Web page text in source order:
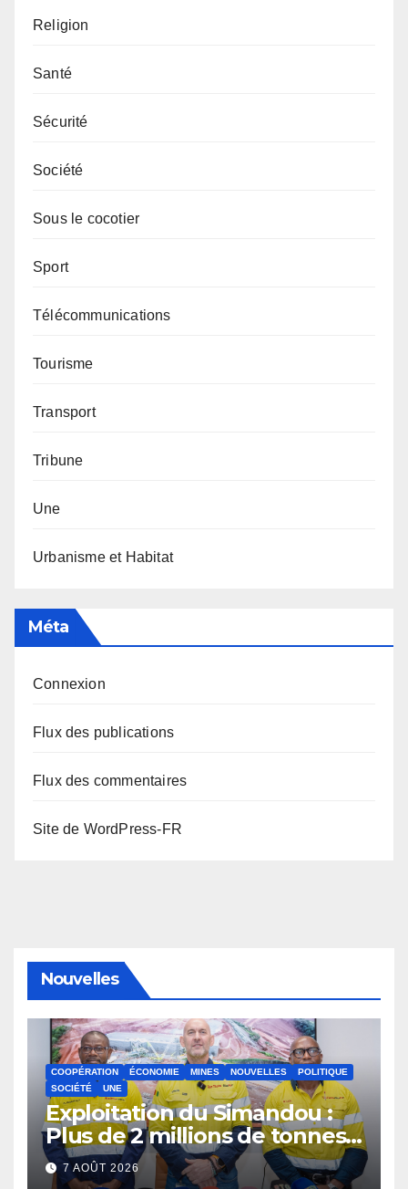
Religion
Santé
Sécurité
Société
Sous le cocotier
Sport
Télécommunications
Tourisme
Transport
Tribune
Une
Urbanisme et Habitat
Méta
Connexion
Flux des publications
Flux des commentaires
Site de WordPress-FR
Nouvelles
COOPÉRATION ÉCONOMIE MINES NOUVELLES
POLITIQUE
SOCIÉTÉ
UNE
Exploitation du Simandou :
Plus de 2 millions de tonnes
de fer exportées
7 AOÛT 2026